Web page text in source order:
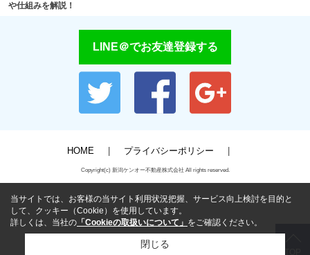
や仕組みを解説！
LINE＠でお友達登録する
HOME プライバシーポリシー
Copyright(c) 新潟ケンオー不動産株式会社 All rights reserved.
当サイトでは、お客様の当サイト利用状況把握、サービス向上検討を目的と
して、クッキー（Cookie）を使用しています。
詳しくは、当社の 「Cookieの取扱いについて」 をご確認ください。
閉じる